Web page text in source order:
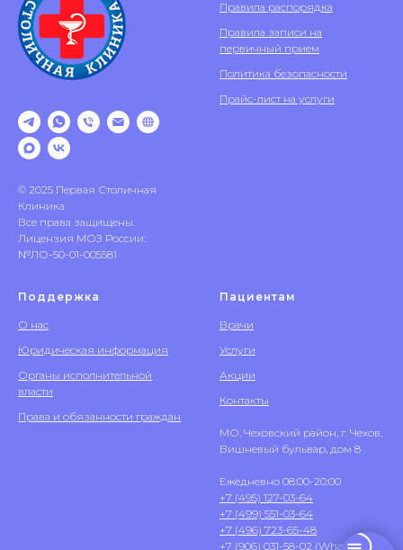
© 2025 Первая Столичная
Клиника
Все права защищены.
Лицензия МОЗ России:
№ЛО-50-01-005581
Правила распорядка
Правила записи на
первичный прием
Политика безопасности
Прайс-лист на услуги
Поддержка
О нас
Юридическая информация
Органы исполнительной
власти
Права и обязанности граждан
Пациентам
Врачи
Услуги
Акции
Контакты
МО, Чеховский район, г. Чехов,
Вишневый бульвар, дом 8
Ежедневно 08:00-20:00
+7 (495) 127-03-64
+7 (499) 551-03-64
+7 (496) 723-65-48
+7 (906) 031-58-02 (WhatsApp)